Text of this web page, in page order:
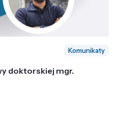
Komunikaty
doktorskiej mgr.